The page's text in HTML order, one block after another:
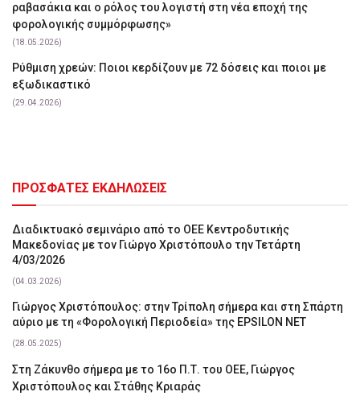
ραβασάκια και ο ρόλος του λογιστή στη νέα εποχή της
φορολογικής συμμόρφωσης»
(18.05.2026)
Ρύθμιση χρεών: Ποιοι κερδίζουν με 72 δόσεις και ποιοι με
εξωδικαστικό
(29.04.2026)
ΠΡΟΣΦΑΤΕΣ ΕΚΔΗΛΩΣΕΙΣ
Διαδικτυακό σεμινάριο από το ΟΕΕ Κεντροδυτικής
Μακεδονίας με τον Γιώργο Χριστόπουλο την Τετάρτη
4/03/2026
(04.03.2026)
Γιώργος Χριστόπουλος: στην Τρίπολη σήμερα και στη Σπάρτη
αύριο με τη «Φορολογική Περιοδεία» της EPSILON NET
(28.05.2025)
Στη Ζάκυνθο σήμερα με το 16ο Π.Τ. του ΟΕΕ, Γιώργος
Χριστόπουλος και Στάθης Κριαράς